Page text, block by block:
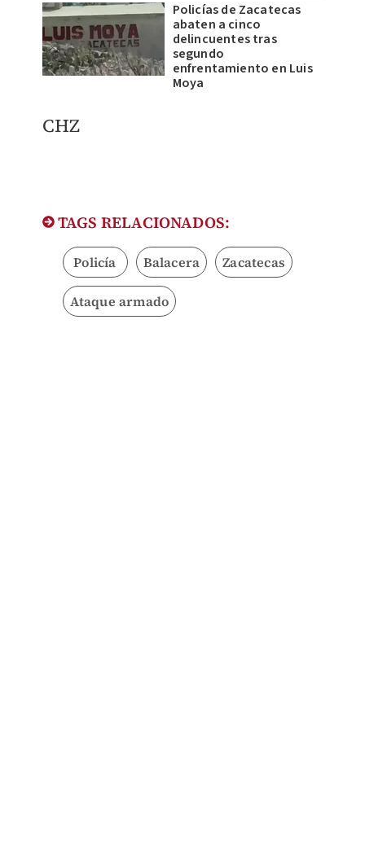
Policías de Zacatecas
abaten a cinco
delincuentes tras
segundo
enfrentamiento en Luis
Moya
CHZ
TAGS RELACIONADOS:
Policía Balacera Zacatecas
Ataque armado